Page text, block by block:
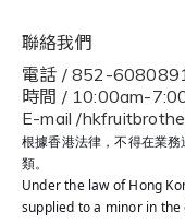
聯絡我們
電話 / 852-
時間 / 10:00am-
E-mail /
根據香港法律，不得在業
類。
Under the law of Hong
supplied to a minor in